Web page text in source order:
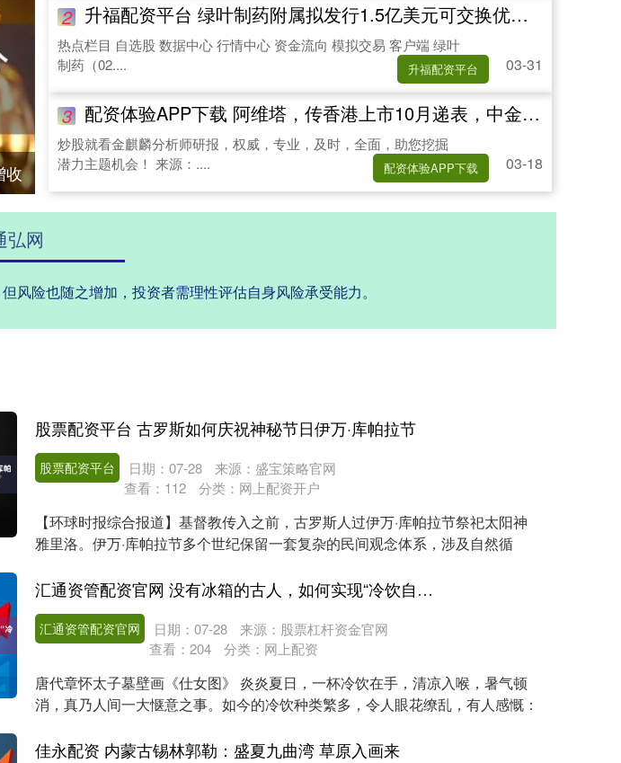
收
2 升福配资平台 绿叶制药附属拟发行1.5亿美元可交换优先股
03-31
热点栏目 自选股 数据中心 行情中心 资金流向 模拟交易 客户端 绿叶
制药（02....
升福配资平台
3 配资体验APP下载 阿维塔，传香港上市10月递表，中金公司、中信证券联席保荐
03-18
炒股就看金麒麟分析师研报，权威，专业，及时，全面，助您挖掘
潜力主题机会！ 来源：....
配资体验APP下载
弘网
风险也随之增加，投资者需理性评估自身风险承受能力。
股票配资平台 古罗斯如何庆祝神秘节日伊万·库帕拉节
股票配资平台 日期：07-28
来源：盛宝策略官网
查看： 112 分类： 网上配资开户
【环球时报综合报道】基督教传入之前，古罗斯人过伊万·库帕拉节祭祀太阳神
雅里洛。伊万·库帕拉节多个世纪保留一套复杂的民间观念体系，涉及自然循
汇通资管配资官网 没有冰箱的古人，如何实现“冷饮自由”？
汇通资管配资官网 日期：07-28
来源：股票杠杆资金官网
查看： 204 分类： 网上配资
唐代章怀太子墓壁画《仕女图》 炎炎夏日，一杯冷饮在手，清凉入喉，暑气顿
消，真乃人间一大惬意之事。如今的冷饮种类繁多，令人眼花缭乱，有人感慨：
佳永配资 内蒙古锡林郭勒：盛夏九曲湾 草原入画来